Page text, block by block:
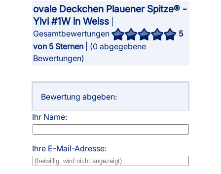
ovale Deckchen Plauener Spitze® -
Ylvi #1W in Weiss
Gesamtbewertungen
5
von 5 Sternen
| (0 abgegebene
Bewertungen)
Bewertung abgeben:
Ihr Name:
Ihre E-Mail-Adresse: